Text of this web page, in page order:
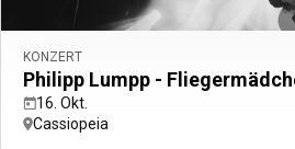
Private
Kongresse
Mehr anzeigen
Business
Zurück
KONZERT
Philipp Lumpp -
16. Okt.
Cassiopeia